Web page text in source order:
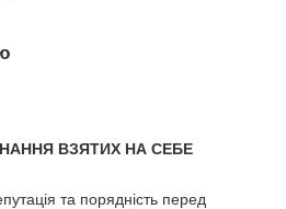
ВЗЯТИХ НА СЕБЕ
та порядність перед